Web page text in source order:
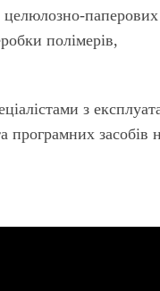
целюлозно-паперових
полімерів,
з
програмних засобiв